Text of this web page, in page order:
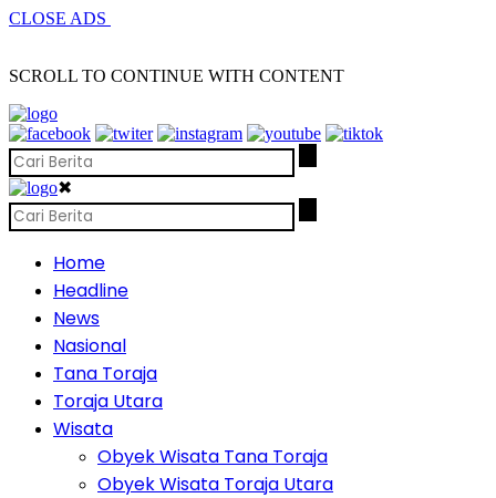
CLOSE ADS
SCROLL TO CONTINUE WITH CONTENT
✖
Home
Headline
News
Nasional
Tana Toraja
Toraja Utara
Wisata
Obyek Wisata Tana Toraja
Obyek Wisata Toraja Utara